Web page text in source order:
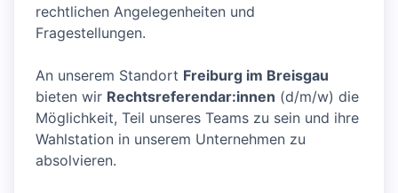
rechtlichen Angelegenheiten und
Fragestellungen.
An unserem Standort Freiburg im Breisgau
bieten wir Rechtsreferendar:innen (d/m/w) die
Möglichkeit, Teil unseres Teams zu sein und ihre
Wahlstation in unserem Unternehmen zu
absolvieren.